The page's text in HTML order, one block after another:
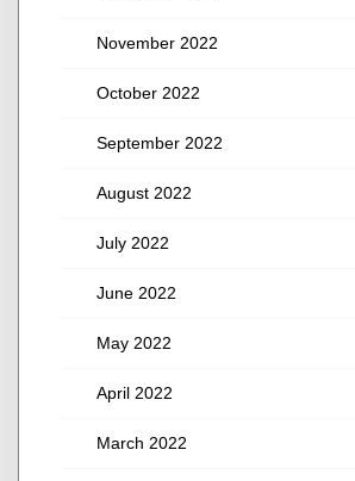
November 2022
October 2022
September 2022
August 2022
July 2022
June 2022
May 2022
April 2022
March 2022